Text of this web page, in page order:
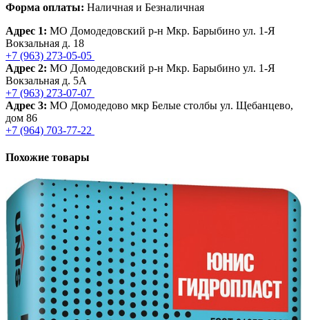
Форма оплаты: Наличная и Безналичная
Адрес 1: МО Домодедовский р-н Мкр. Барыбино ул. 1-Я
Вокзальная д. 18
+7 (963) 273-05-05
Адрес 2: МО Домодедовский р-н Мкр. Барыбино ул. 1-Я
Вокзальная д. 5А
+7 (963) 273-07-07
Адрес 3: МО Домодедово мкр Белые столбы ул. Щебанцево,
дом 86
+7 (964) 703-77-22
Похожие товары